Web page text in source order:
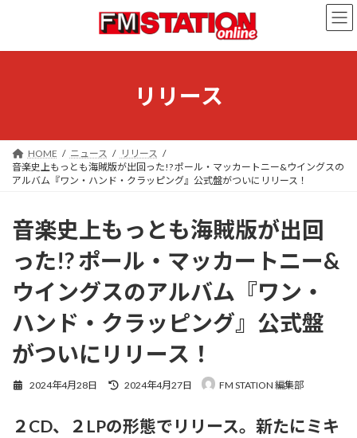
ン
ー
リリース
HOME ニュース
リリース
音楽史上もっとも海賊版が出回った!? ポール・マッカートニー&ウイングスの
アルバム『ワン・ハンド・クラッピング』公式盤がついにリリース！
音楽史上もっとも海賊版が出回
った!? ポール・マッカートニー&
ウイングスのアルバム『ワン・
ハンド・クラッピング』公式盤
がついにリリース！
2024年4月28日
最
新
2024年4月27日 FM STATION 編集部
２CD、２LPの形態でリリース。新たにミキ